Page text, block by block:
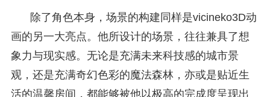
除了角色本身，场景的构建同样是vicineko3D动
画的另一大亮点。他所设计的场景，往往兼具了想
象力与现实感。无论是充满未来科技感的城市景
观，还是充满奇幻色彩的魔法森林，亦或是贴近生
活的温馨房间，都能够被他以极高的完成度呈现出